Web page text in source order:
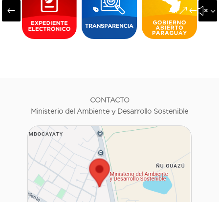
#
CONTACTO
Ministerio del Ambiente y Desarrollo Sostenible